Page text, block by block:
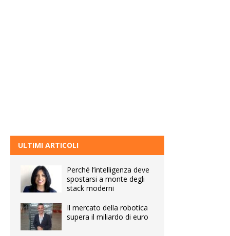
ULTIMI ARTICOLI
Perché l’intelligenza deve
spostarsi a monte degli
stack moderni
Il mercato della robotica
supera il miliardo di euro